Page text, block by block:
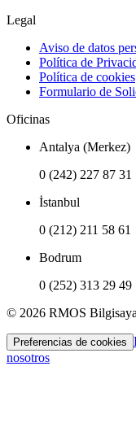
Legal
Aviso de datos
Política de
Política de cookies
Formulario de
Oficinas
Antalya (Merkez)
0 (242) 227 87 31
İstanbul
0 (212) 211 58 61
Bodrum
0 (252) 313 29 49
© 2026 RMOS
Preferencias de cookies
nosotros